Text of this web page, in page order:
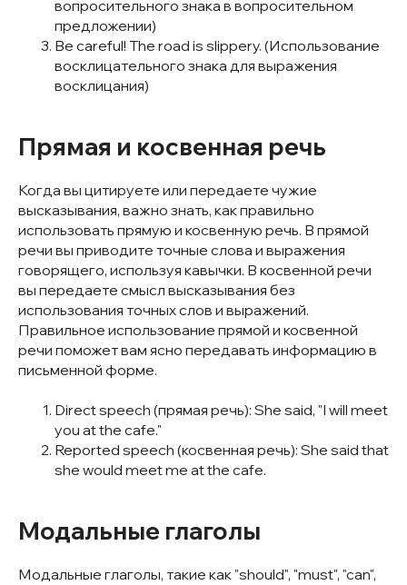
вопросительного знака в вопросительном
предложении)
Be careful! The road is slippery. (Использование
восклицательного знака для выражения
восклицания)
Прямая и косвенная речь
Когда вы цитируете или передаете чужие
высказывания, важно знать, как правильно
использовать прямую и косвенную речь. В прямой
речи вы приводите точные слова и выражения
говорящего, используя кавычки. В косвенной речи
вы передаете смысл высказывания без
использования точных слов и выражений.
Правильное использование прямой и косвенной
речи поможет вам ясно передавать информацию в
письменной форме.
Direct speech (прямая речь): She said, "I will meet
you at the cafe."
Reported speech (косвенная речь): She said that
she would meet me at the cafe.
Модальные глаголы
Модальные глаголы, такие как "should", "must", "can",